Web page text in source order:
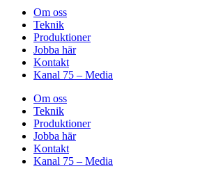
Om oss
Teknik
Produktioner
Jobba här
Kontakt
Kanal 75 – Media
Om oss
Teknik
Produktioner
Jobba här
Kontakt
Kanal 75 – Media